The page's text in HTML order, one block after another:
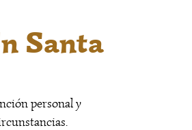
Santa
personal y